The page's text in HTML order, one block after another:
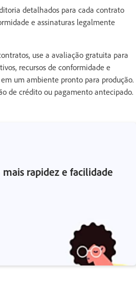
detalhados para cada contrato
e assinaturas legalmente
use a avaliação gratuita para
recursos de conformidade e
um ambiente pronto para produção.
de crédito ou pagamento antecipado.
mais rapidez e facilidade